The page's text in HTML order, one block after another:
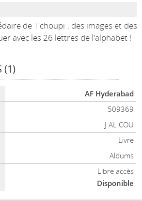
de T'choupi : des images et des
avec les 26 lettres de l'alphabet !
(1)
AF Hyderabad
509369
J AL COU
Livre
Albums
Libre accès
Disponible